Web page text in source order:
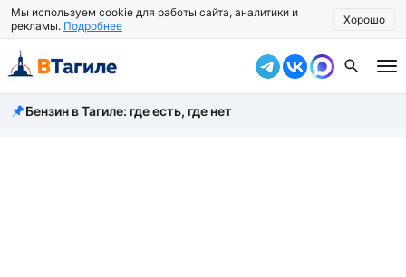
Мы используем cookie для работы сайта, аналитики и
рекламы. Подробнее Хорошо
Все новости
Бензин в Тагиле: где есть, где нет